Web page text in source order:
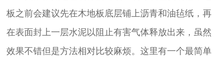
板之前会建议先在木地板底层铺上沥青和油毡纸，再
在表面封上一层水泥以阻止有害气体释放出来，虽然
效果不错但是方法相对比较麻烦。这里有一个最简单